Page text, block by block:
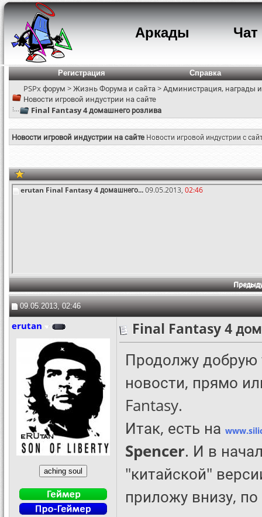
Аркады Чат
Регистрация Справка
PSPx форум >Жизнь Форума и сайта>Администрация, награды
Новости игровой индустрии на сайте
Final Fantasy 4 домашнего розлива
Новости игровой индустрии на сайтеНовости игровой индустрии с
erutan Final Fantasy 4 домашнего...09.05.2013, 02:46
09.05.2013, 02:46
erutan Final Fantasy 4
Продолжу добрую
новости, прямо
Fantasy.
Итак, есть на
Spencer. И в
"китайской"
приложу внизу,